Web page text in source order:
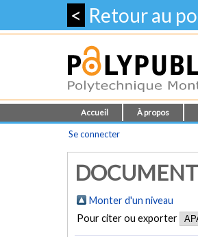
< Retour au
Accueil À propos
Se connecter
Monter d'un niveau
Pour citer ou exporter